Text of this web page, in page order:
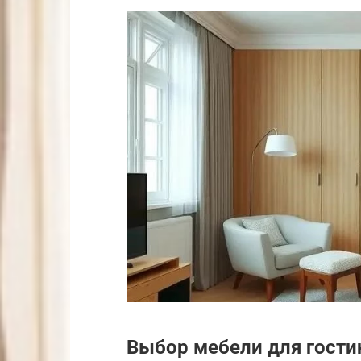
Выбор мебели для